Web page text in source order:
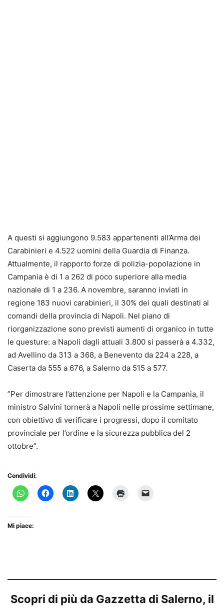
A questi si aggiungono 9.583 appartenenti all’Arma dei
Carabinieri e 4.522 uomini della Guardia di Finanza.
Attualmente, il rapporto forze di polizia-popolazione in
Campania è di 1 a 262 di poco superiore alla media
nazionale di 1 a 236. A novembre, saranno inviati in
regione 183 nuovi carabinieri, il 30% dei quali destinati ai
comandi della provincia di Napoli. Nel piano di
riorganizzazione sono previsti aumenti di organico in tutte
le questure: a Napoli dagli attuali 3.800 si passerà a 4.332,
ad Avellino da 313 a 368, a Benevento da 224 a 228, a
Caserta da 555 a 676, a Salerno da 515 a 577.
”Per dimostrare l’attenzione per Napoli e la Campania, il
ministro Salvini tornerà a Napoli nelle prossime settimane,
con obiettivo di verificare i progressi, dopo il comitato
provinciale per l’ordine e la sicurezza pubblica del 2
ottobre”.
Condividi:
Mi piace:
Scopri di più da Gazzetta di Salerno, il